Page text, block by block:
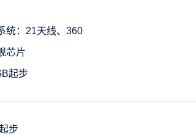
统：21天线、360
芯片
起步
步